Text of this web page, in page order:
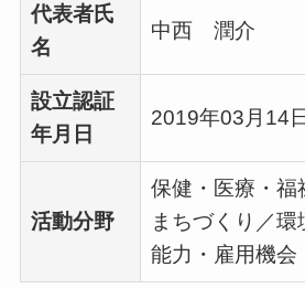
代表者氏
名
中西 潤介
設立認証
年月日
2019年03月14
活動分野
保健・医療・福
まちづくり／
能力・雇用機会